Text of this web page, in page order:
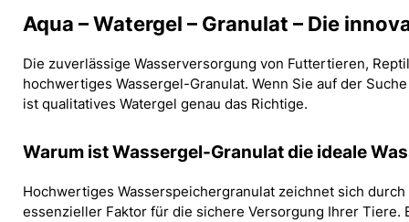
Aqua – Watergel – Granulat – Die
Die zuverlässige Wasserversorgung von Futtertieren,
hochwertiges Wassergel-Granulat. Wenn Sie auf der
ist qualitatives Watergel genau das Richtige.
Warum ist Wassergel-Granulat die ideale
Hochwertiges Wasserspeichergranulat zeichnet sich
essenzieller Faktor für die sichere Versorgung Ihrer